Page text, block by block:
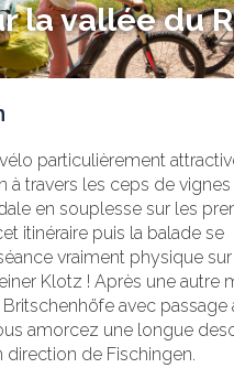
la vallée du
particulièrement
à travers les ceps de
en souplesse sur les
itinéraire puis la balade se
vraiment physique
Klotz ! Après une autre
avec passage
amorcez une longue
direction de Fischingen.